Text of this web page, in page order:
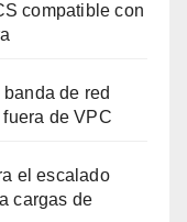
compatible con
de red
de VPC
el escalado
cargas de